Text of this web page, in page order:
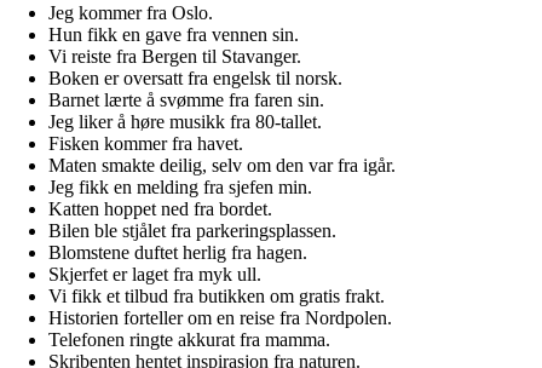
Jeg kommer fra Oslo.
Hun fikk en gave fra vennen sin.
Vi reiste fra Bergen til Stavanger.
Boken er oversatt fra engelsk til norsk.
Barnet lærte å svømme fra faren sin.
Jeg liker å høre musikk fra 80-tallet.
Fisken kommer fra havet.
Maten smakte deilig, selv om den var fra igår.
Jeg fikk en melding fra sjefen min.
Katten hoppet ned fra bordet.
Bilen ble stjålet fra parkeringsplassen.
Blomstene duftet herlig fra hagen.
Skjerfet er laget fra myk ull.
Vi fikk et tilbud fra butikken om gratis frakt.
Historien forteller om en reise fra Nordpolen.
Telefonen ringte akkurat fra mamma.
Skribenten hentet inspirasjon fra naturen.